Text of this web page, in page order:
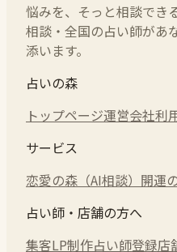
悩みを、そっと相談でき
相談・全国の占い師があ
添います。
占いの森
トップページ運営会社利
サービス
恋愛の森（AI相談） 開運
占い師・店舗の方へ
集客LP制作占い師登録店